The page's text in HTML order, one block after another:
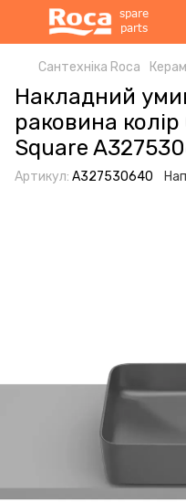
Сантехніка Roca
Накладний
раковина колір
Square
Артикул: A327530640